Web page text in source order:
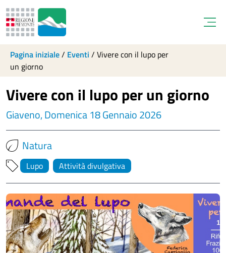
Pagina iniziale/ Eventi / Vivere con il lupo per
un giorno
Vivere con il lupo per un giorno
Giaveno, Domenica 18 Gennaio 2026
Natura
Lupo Attività divulgativa